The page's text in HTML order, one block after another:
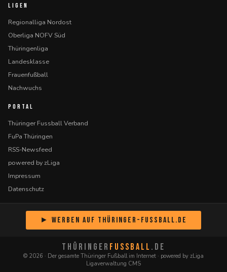
LIGEN
Regionalliga Nordost
Oberliga NOFV Süd
Thüringenliga
Landesklasse
Frauenfußball
Nachwuchs
PORTAL
Thüringer Fussball Verband
FuPa Thüringen
RSS-Newsfeed
powered by zLiga
Impressum
Datenschutz
► Werben auf Thüringer-Fussball.de
THÜRINGER FUSSBALL .DE
© 2026 · Der gesamte Thüringer Fußball im Internet · powered by zLiga
Ligaverwaltung CMS